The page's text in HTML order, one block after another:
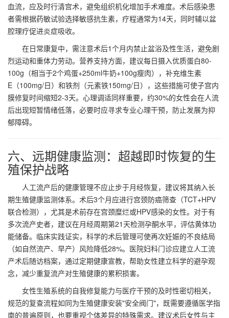
血流，应及时行清宫术，避免组织机化增加手术难度。术后感染患
者需根据药敏试验选择敏感抗生素，疗程通常为14天，同时辅以盆
腔理疗促进炎症吸收。
在日常康复中，需注意术后1个月内禁止盆浴及性生活，避免剧
烈运动和重体力劳动。营养支持方面，建议每日摄入优质蛋白80-
100g（相当于2个鸡蛋+250ml牛奶+100g瘦肉），补充维生素
E（100mg/日）和铁剂（元素铁150mg/日），这些措施可使子宫内
膜修复时间缩短2-3天。心理调适同样重要，约30%的女性会在人流
后出现短暂情绪低落，必要时应寻求专业心理干预，防止发展为抑
郁障碍。
六、远期健康监测：超越即时恢复的生
殖保护战略
人工流产后的健康管理不应止步于月经恢复，建议将其纳入长
期生殖健康监测体系。术后3个月应进行宫颈防癌筛查（TCT+HPV
联合检测），尤其是术前存在宫颈糜烂或HPV感染的女性。对于有
多次流产史者，建议在月经周期第21天检测孕酮水平，评估黄体功
能储备。临床实践证实，科学的术后管理可使再次妊娠的不良结局
（如自然流产、早产）风险降低28%。医院妇科门诊应建立人工流
产术后随访档案，通过定期健康宣教，帮助女性建立科学的避孕观
念，减少重复流产对生殖健康的累积损害。
女性生殖系统的自我修复能力与医疗干预的及时性密切相关，
规范的复查流程如同为生殖健康安装"安全阀门"，既需要遵循医学指
南的普遍原则，也要重视个体差异的特殊需求。建议术后女性与主